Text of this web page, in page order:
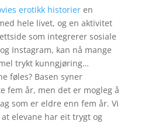
erotikk historieren
hele livet, og en aktivitet
som integrerer sosiale
Instagram, kan nå mange
trykt kunngjøring…
føles? Basen syner
fem år, men det er mogleg å
som er eldre enn fem år. Vi
elevane har eit trygt og